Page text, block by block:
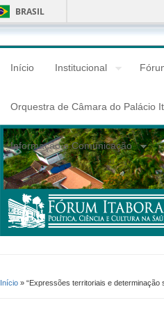
BRASIL
Início Institucional
Orquestra de Câmara do Palácio
Informação e Comunicação
Início » “Expressões territoriais e determinação